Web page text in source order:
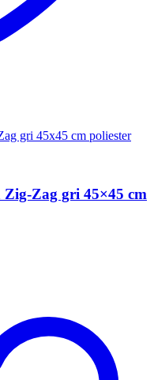
Zig-Zag gri 45×45 cm